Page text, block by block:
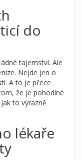
do
tajemství. Ale
Nejde jen o
A to je přece
že je pohodlné
to výrazně
lékaře